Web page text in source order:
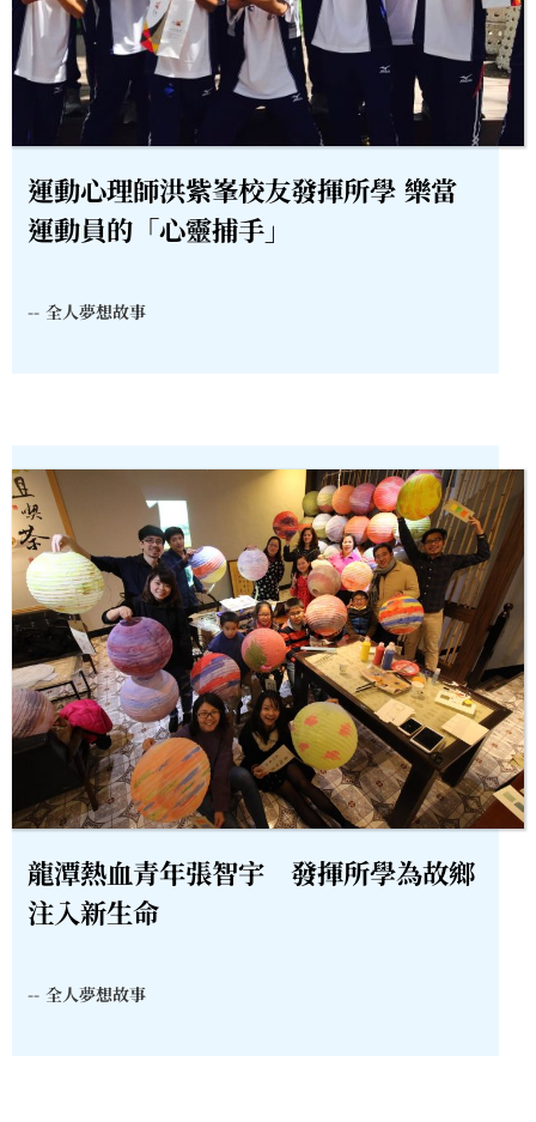
運動心理師洪紫峯校友發揮所學 樂當
運動員的「心靈捕手」
-- 全人夢想故事
龍潭熱血青年張智宇 發揮所學為故鄉
注入新生命
-- 全人夢想故事